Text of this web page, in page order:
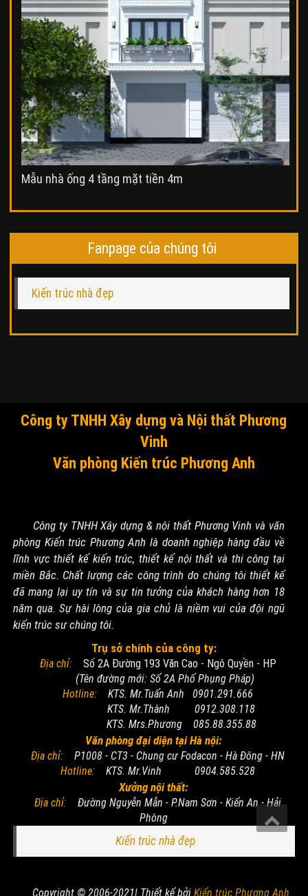
Mẫu nhà ống 4 tầng mặt tiền 4m
Fanpage của chúng tôi
Kiến trúc nhà đẹp
Công ty TNHH Xây dựng và Nội thất Phương
Vinh
Văn phòng Kiến trúc Phương Anh
Công ty TNHH Xây dựng & nội thất Phương Vinh và văn
phòng Kiến trúc Phương Anh là doanh nghiệp hàng đầu về
lĩnh vực thiết kế kiến trúc, thiết kế nội thất và thi công tại
miền Bắc. Chất lượng các công trình do chúng tôi thiết kế
đã mang lại uy tín và sự tin tưởng của khách hàng hơn 18
năm qua. Sự hài lòng của gia chủ là niềm vui của đội ngũ
kiến trúc sư chúng tôi.
Trụ sở chính của công ty:
Địa chỉ:Số 2A Đường 193 Văn Cao - Ngô Quyền - HP
(Tên đường mới: Số 2A Phố Phụng Pháp)
Hotline: KTS. Mr.Tuấn Anh 0901.291.666
KTS. Mr.Thành 0912.308.118
KTS. Mrs.Phương 085.88.355.88
Văn phòng đại diện tại Hà nội:
Địa chỉ: P1008 - CT3 - Chung cư Fodacon - Hà Đông - HN
Hotline: KTS. Mr.Vinh 0904.585.528
Xưởng nội thất:
Địa chỉ: Đường Nguyễn Mẫn - P.Nam Sơn - Kiến An - Hải
Phòng
Kiến trúc nhà đẹp
Copyright © 2006-2021| Thiết kế bởi Kiến trúc Phương Anh